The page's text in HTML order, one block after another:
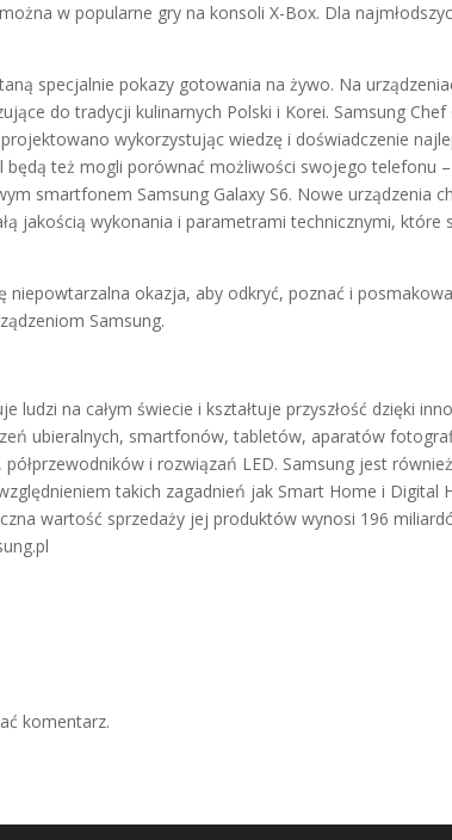
w popularne gry na konsoli X-Box. Dla
specjalnie pokazy gotowania na żywo. Na
do tradycji kulinarnych Polski i Korei. Samsung
wykorzystując wiedzę i doświadczenie
będą też mogli porównać możliwości swojego telefonu
smartfonem Samsung Galaxy S6. Nowe urządzenia
jakością wykonania i parametrami technicznymi, które
niepowtarzalna okazja, aby odkryć, poznać i
Samsung.
ludzi na całym świecie i kształtuje przyszłość dzięki
ubieralnych, smartfonów, tabletów, aparatów
i rozwiązań LED. Samsung jest
takich zagadnień jak Smart Home i Digital
wartość sprzedaży jej produktów wynosi 196
komentarz.